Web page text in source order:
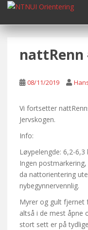
i
nattRenn
08/11/2019
Vi fortsetter
Jervskogen.
Info:
Løypelengde: 6,2-
Ingen
da nattorientering
nybegynnervennlig.
Myrer og gult fjernet
altså i de mest åpne
stort sett er på